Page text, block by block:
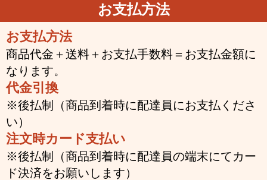
お支払方法
お支払方法
商品代金＋送料＋お支払手数料＝お支払金額に
なります。
代金引換
※後払制（商品到着時に配達員にお支払くださ
い）
注文時カード支払い
※後払制（商品到着時に配達員の端末にてカー
ド決済をお願いします）